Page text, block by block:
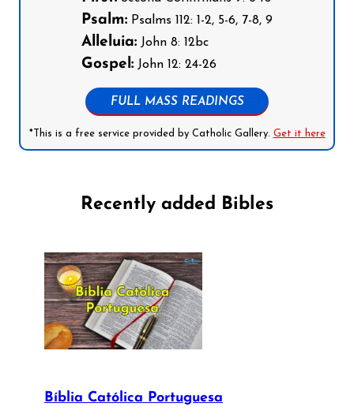
Psalm: Psalms 112: 1-2, 5-6, 7-8, 9
Alleluia: John 8: 12bc
Gospel: John 12: 24-26
FULL MASS READINGS
*This is a free service provided by Catholic Gallery. Get it here
Recently added Bibles
Bíblia Católica Portuguesa